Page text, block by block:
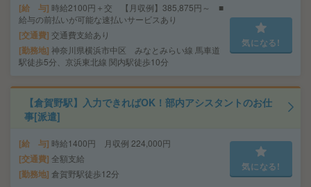
給 与 時給2100円＋交 【月収例】385,875円～ ■
給与の前払いが可能な速払いサービスあり
交通費 交通費支給あり
勤務地 神奈川県横浜市中区 みなとみらい線 馬車道
駅徒歩5分、京浜東北線 関内駅徒歩10分
気になる!
【倉賀野駅】入力できればOK！部内アシスタントのお仕
事[派遣]
給 与 時給1400円 月収例 224,000円
交通費 全額支給
勤務地 倉賀野駅徒歩12分
気になる!